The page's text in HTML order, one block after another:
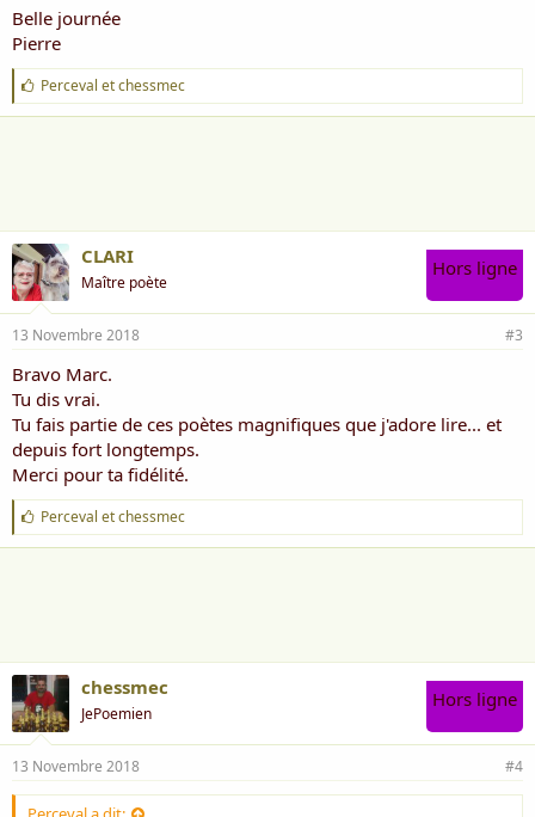
Belle journée
Pierre
J
'
a
Perceval etchessmec
CLARI
Maître poète
Hors ligne
13 Novembre 2018 #3
Bravo Marc.
Tu dis vrai.
Tu fais partie de ces poètes magnifiques que j'adore lire... et
depuis fort longtemps.
Merci pour ta fidélité.
J
'
a
Perceval etchessmec
chessmec
JePoemien
Hors ligne
13 Novembre 2018 #4